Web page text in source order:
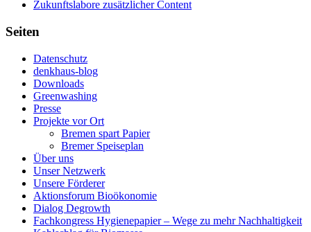
Zukunftslabore zusätzlicher Content
Seiten
Datenschutz
denkhaus-blog
Downloads
Greenwashing
Presse
Projekte vor Ort
Bremen spart Papier
Bremer Speiseplan
Über uns
Unser Netzwerk
Unsere Förderer
Aktionsforum Bioökonomie
Dialog Degrowth
Fachkongress Hygienepapier – Wege zu mehr Nachhaltigkeit